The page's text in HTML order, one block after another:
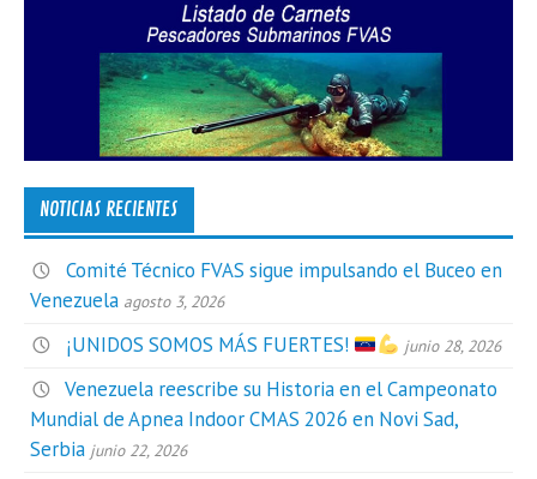
NOTICIAS RECIENTES
Comité Técnico FVAS sigue impulsando el Buceo en
Venezuela agosto 3, 2026
¡UNIDOS SOMOS MÁS FUERTES! junio 28, 2026
Venezuela reescribe su Historia en el Campeonato
Mundial de Apnea Indoor CMAS 2026 en Novi Sad,
Serbia junio 22, 2026